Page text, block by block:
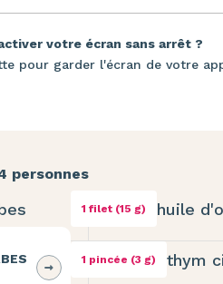
votre écran sans arrêt ?
pour garder l'écran de votre
personnes
1 filet (15 g) huile
1 pincée (3 g) thym